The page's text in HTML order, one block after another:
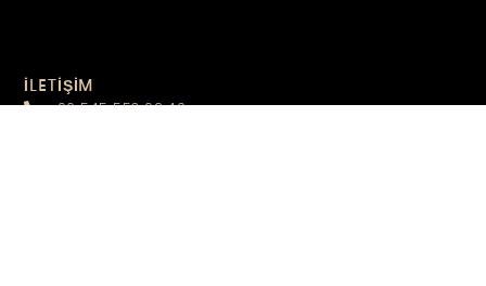
İLETİŞİM
+90 545 553 92 40